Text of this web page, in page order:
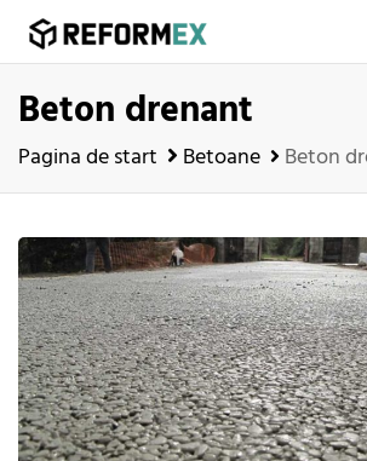
Beton drenant
Pagina de start Betoane Beton